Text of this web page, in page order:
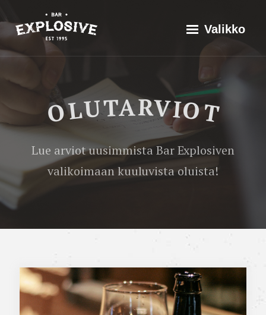
suoraan
sisältöön
Explosive Bar Valikko
Historia
Valikoima
Yhteistyössä
Ota yhteyttä
Aass
Bryggeri
Bryggerhuset
Session
Ginger
OLUTARVIOT
Lue arviot uusimmista Bar Explosiven
valikoimaan kuuluvista oluista!